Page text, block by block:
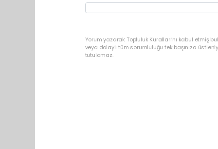
Yorum yazarak Topluluk Kuralları’nı kabul etmiş
veya dolaylı tüm sorumluluğu tek başınıza
tutulamaz.